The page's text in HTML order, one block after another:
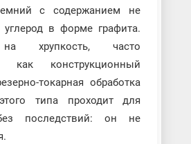
с содержанием не
углерод в форме графита.
хрупкость, часто
как конструкционный
токарная обработка
типа проходит для
последствий: он не